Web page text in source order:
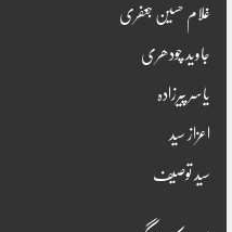
غلام حسین جعفری
جاوید چودھری
یاسر پیرزادہ
اعزاز سید
سید توصیف